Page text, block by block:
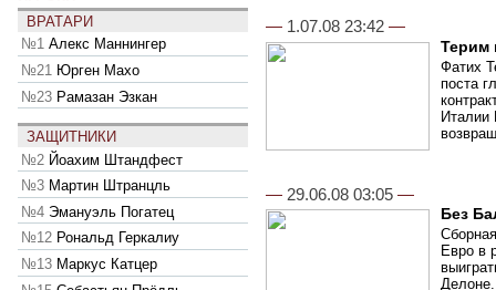
ВРАТАРИ
№1 Алекс Маннингер
№21 Юрген Махо
№23 Рамазан Эзкан
ЗАЩИТНИКИ
№2 Йоахим Штандфест
№3 Мартин Штранцль
№4 Эмануэль Погатец
№12 Рональд Геркалиу
№13 Маркус Катцер
— 1.07.08 23:42 —
Терим
Фатих
поста
Италии
— 29.06.08 03:05 —
Без
Евро в